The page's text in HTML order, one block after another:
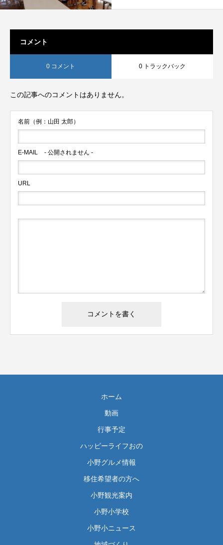
コメント
0 コメント 0 トラックバック
この記事へのコメントはありません。
名前（例：山田 太郎）
E-MAIL - 公開されません -
URL
ホーム
動画
行事予定
ハッピーライフおの
小野グルメ情報
移住希望者の方へ
小野観光案内
小野小学校
小野小ニュース